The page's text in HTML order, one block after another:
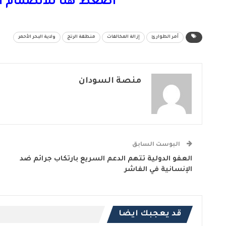
أمر الطوارئ إزالة المخالفات منطقة الرتج ولاية البحر الأحمر
منصة السودان
البوست السابق
العفو الدولية تتهم الدعم السريع بارتكاب جرائم ضد
الإنسانية في الفاشر
قد يعجبك ايضا